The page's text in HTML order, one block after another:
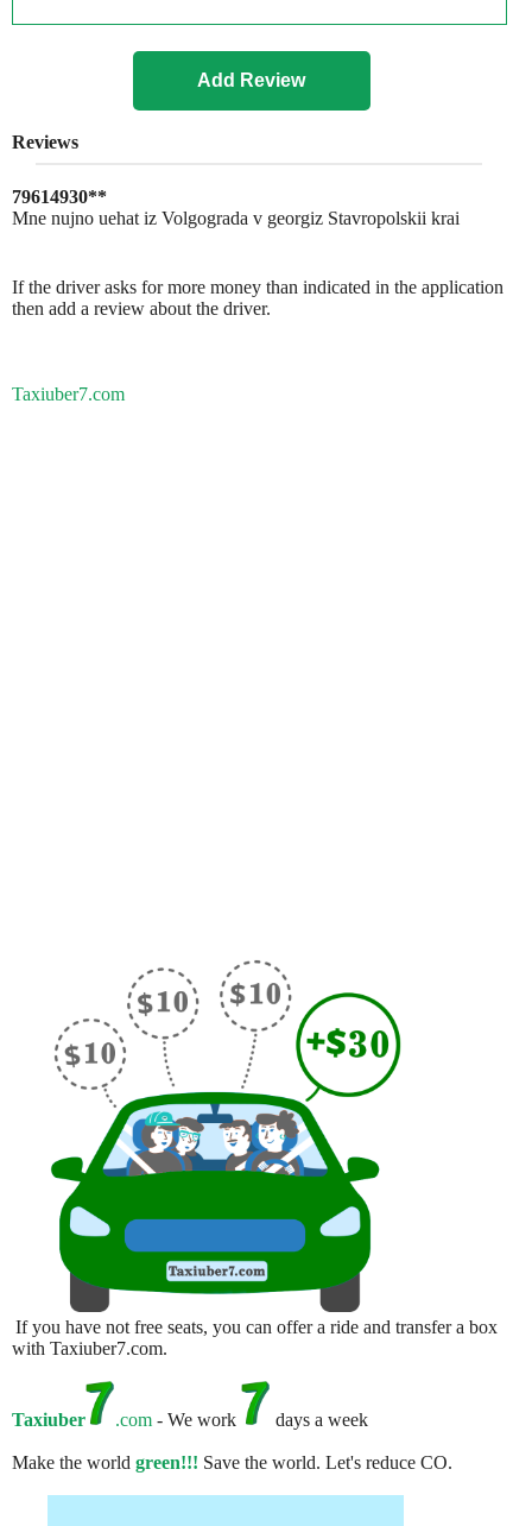
Reviews
79614930**
Mne nujno uehat iz Volgograda v georgiz Stavropolskii krai
If the driver asks for more money than indicated in the application
then add a review about the driver.
Taxiuber7.com
If you have not free seats, you can offer a ride and transfer a box
with Taxiuber7.com.
Taxiuber .com - We work days a week
Make the world green!!! Save the world. Let's reduce CO.